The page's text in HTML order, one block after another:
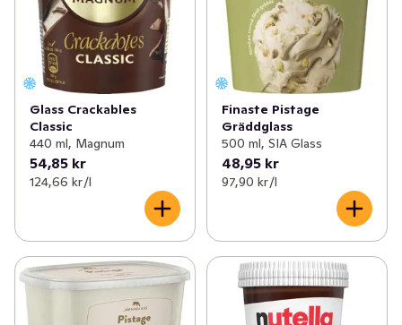
Glass Crackables
Classic
440 ml, Magnum
54,85 kr
124,66 kr /l
Finaste Pistage
Gräddglass
500 ml, SIA Glass
48,95 kr
97,90 kr /l